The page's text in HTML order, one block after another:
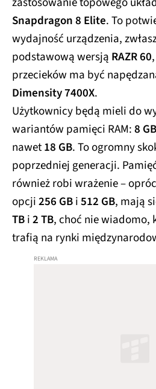
Snapdragon 8 Elite. To
wydajność urządzenia,
podstawową wersją RAZR 60
przecieków ma być
Dimensity 7400X.
Użytkownicy będą mieli do
wariantów pamięci RAM:8 GB
nawet18 GB. To ogromny
poprzedniej generacji.
również robi wrażenie –
opcji256 GBi512 GB, mają
TBi2 TB, choć nie wiadomo,
trafią na rynki